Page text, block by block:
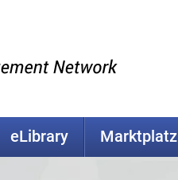
eLibrary Marktplatz